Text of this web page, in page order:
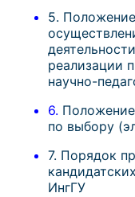
5.
реализации
научно-
6.
по выбору
7. Порядок
ИнгГУ